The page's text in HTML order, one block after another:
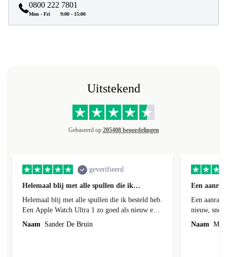
0800 222 7801
Mon - Fri 9:00 - 15:00
Uitstekend
Gebaseerd op 205408 beoordelingen
geverifieerd
Helemaal blij met alle spullen die ik…
Helemaal blij met alle spullen die ik besteld heb.
Een Apple Watch Ultra 1 zo goed als nieuw en
dat is ie ook echt. Batterij helemaal in orde en
Naam Sander De Bruin
Een
Een
nieuw,
Naam